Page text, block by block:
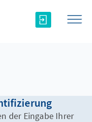
der Eingabe Ihrer